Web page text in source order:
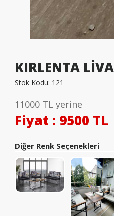
KIRLENTA
Stok Kodu: 121
11000 TL yerine
Fiyat : 9500 TL
Diğer Renk Seçenekleri